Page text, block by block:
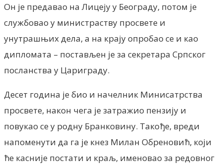
Он је предавао на Лицеју у Београду, потом је
службовао у министраству просвете и
унутрашњих дела, а на крају опробао се и као
дипломата – постављен је за секретара Српског
посланства у Цариграду.
Десет година је био и начелник Минисатрства
просвете, након чега је затражио пензију и
повукао се у родну Бранковину. Такође, вреди
напоменути да га је кнез Милан Обреновић, који
ће касније постати и краљ, именовао за редовног